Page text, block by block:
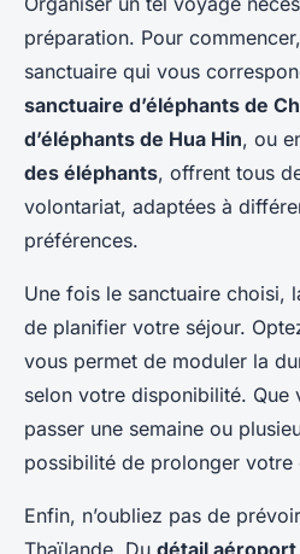
préparation. Pour
sanctuaire qui vous
sanctuaire d’éléphants de
d’éléphants de Hua Hin, ou
des éléphants, offrent tous
volontariat, adaptées à
préférences.
Une fois le sanctuaire choisi,
de planifier votre séjour.
vous permet de moduler la
selon votre disponibilité. Que
passer une semaine ou
possibilité de prolonger votre
Enfin, n’oubliez pas de